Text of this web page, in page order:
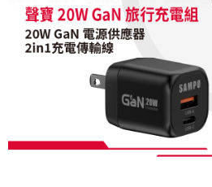
離島宅配
每筆NT$200